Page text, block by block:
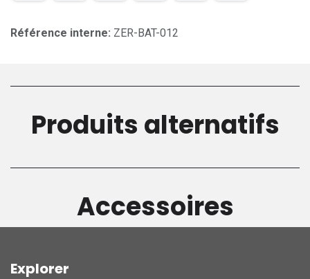
Référence interne: ZER-BAT-012
Produits alternatifs
Accessoires
Explorer